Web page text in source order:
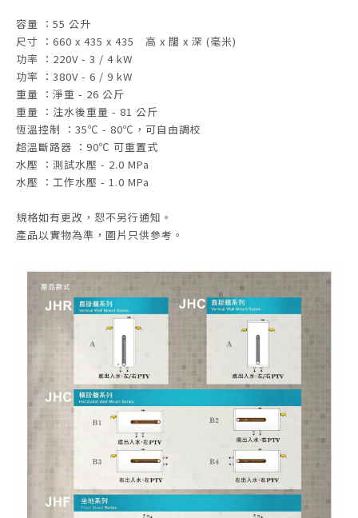
容量 ：55 公升
尺寸 ：660 x 435 x 435 高 x 闊 x 深 (毫米)
功率 ：220V - 3 / 4 kW
功率 ：380V - 6 / 9 kW
重量 ：淨重 - 26 公斤
重量 ：注水後重量 - 81 公斤
恆溫控制 ：35℃ - 80℃，可自由調校
超溫斷路器 ：90℃ 可重置式
水壓 ：測試水壓 - 2.0 MPa
水壓 ：工作水壓 - 1.0 MPa
規格如有更改，恕不另行通知。
產品以實物為準，圖片只供參考。